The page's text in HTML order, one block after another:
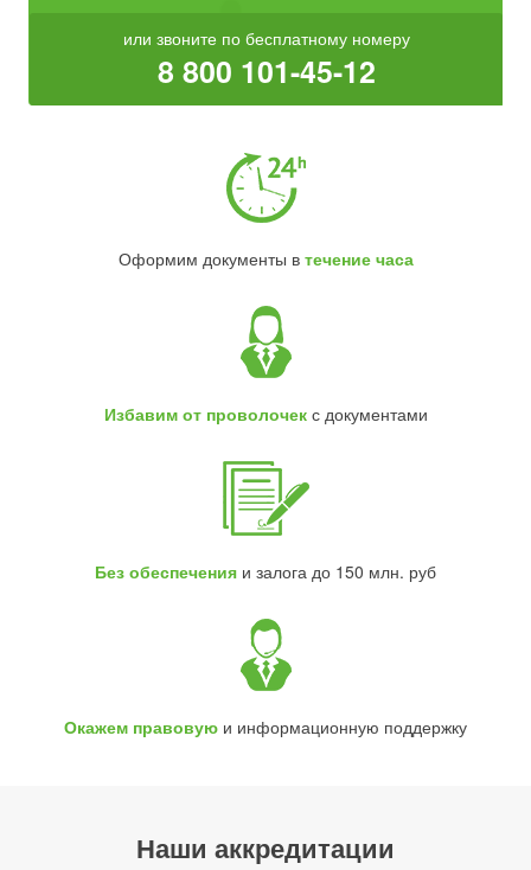
или звоните по бесплатному номеру
8 800 101-45-12
Оформим документы в течение часа
Избавим от проволочекс документами
Без обеспечения и залога до 150 млн. руб
Окажем правовую и информационную поддержку
Наши аккредитации